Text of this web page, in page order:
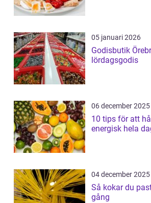
05 januari 2026
Godisbutik
lördagsgodis
06 december 2025
10 tips för att
energisk hela
04 december 2025
Så kokar du
gång